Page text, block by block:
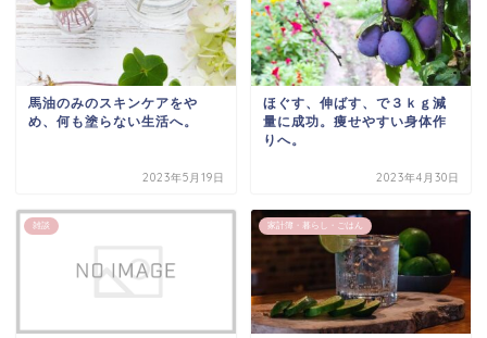
馬油のみのスキンケアをや
め、何も塗らない生活へ。
2023年5月19日
ほぐす、伸ばす、で３ｋｇ減
量に成功。痩せやすい身体作
りへ。
2023年4月30日
雑談 家計簿・暮らし・ごはん